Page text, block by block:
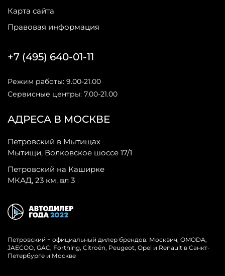
Карта сайта
Правовая информация
АДРЕСА В МОСКВЕ
Петровский в Мытищах
Мытищи, Волковское шоссе 17/1
Петровский на Каширке
МКАД, 23 км, вл 3
+7 (495) 640-01-11
Режим работы: 9.00-21.00
Сервисные центры: 7.00-21.00
Петровский − официальный дилер брендов: Москвич, OMODA,
JAECOO, GAC, Forthing, Citroёn, Peugeot, Opel и Renault в Санкт-
Петербурге и Москве